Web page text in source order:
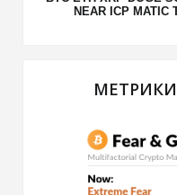
NEAR ICP MATIC